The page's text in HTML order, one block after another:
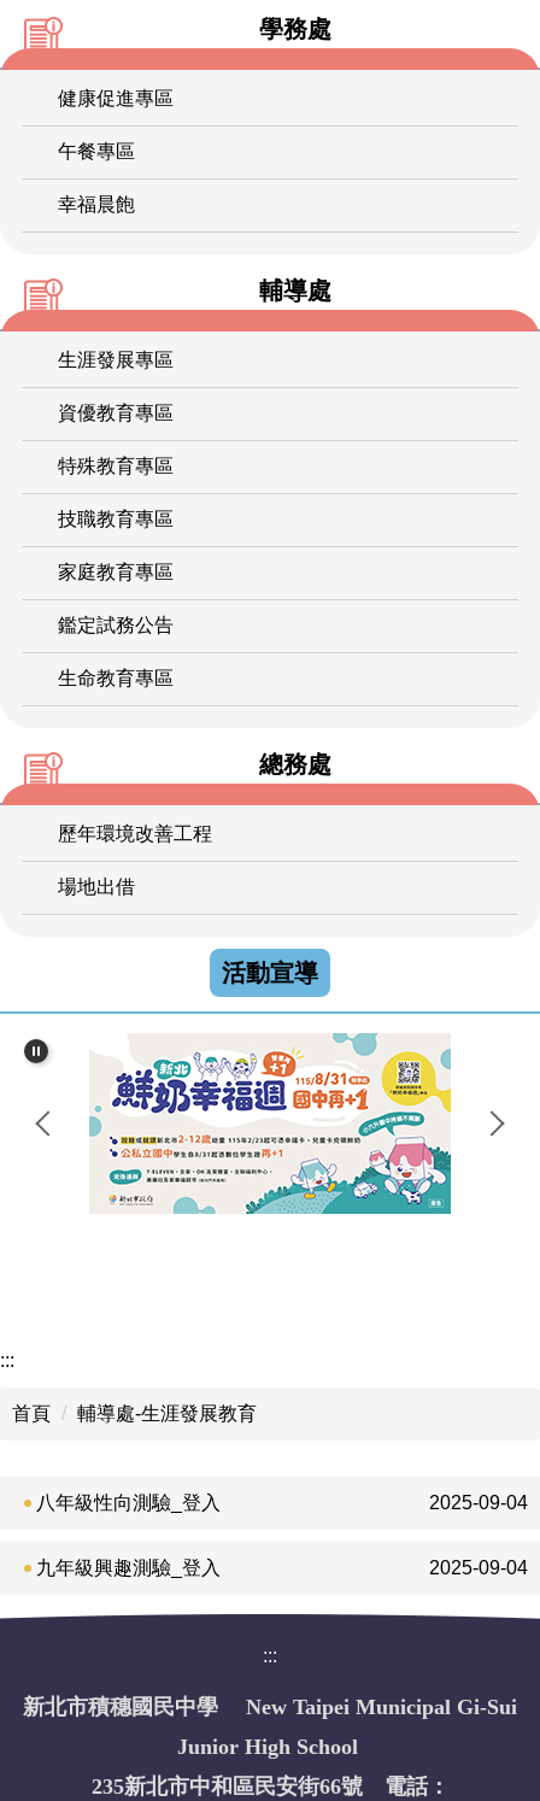
學務處
健康促進專區
午餐專區
幸福晨飽
輔導處
生涯發展專區
資優教育專區
特殊教育專區
技職教育專區
家庭教育專區
鑑定試務公告
生命教育專區
總務處
歷年環境改善工程
場地出借
活動宣導
:::
首頁 輔導處-生涯發展教育
八年級性向測驗_登入 2025-09-04
九年級興趣測驗_登入 2025-09-04
:::
新北市積穗國民中學 New Taipei Municipal Gi-Sui
Junior High School
235新北市中和區民安街66號 電話：